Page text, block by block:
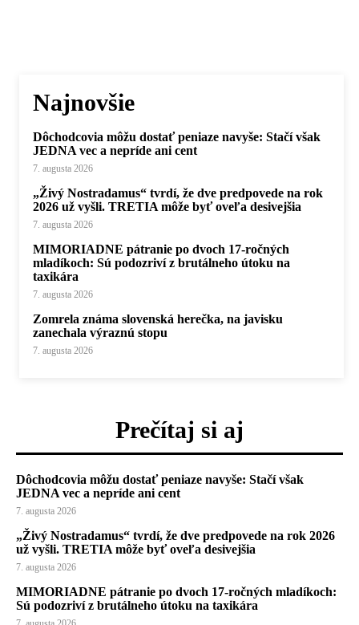
Najnovšie
Dôchodcovia môžu dostať peniaze navyše: Stačí však
JEDNA vec a nepríde ani cent
7. augusta 2026
„Živý Nostradamus“ tvrdí, že dve predpovede na rok
2026 už vyšli. TRETIA môže byť oveľa desivejšia
7. augusta 2026
MIMORIADNE pátranie po dvoch 17-ročných
mladíkoch: Sú podozriví z brutálneho útoku na
taxikára
7. augusta 2026
Zomrela známa slovenská herečka, na javisku
zanechala výraznú stopu
7. augusta 2026
Prečítaj si aj
Dôchodcovia môžu dostať peniaze navyše: Stačí však
JEDNA vec a nepríde ani cent
7. augusta 2026
„Živý Nostradamus“ tvrdí, že dve predpovede na rok 2026
už vyšli. TRETIA môže byť oveľa desivejšia
7. augusta 2026
MIMORIADNE pátranie po dvoch 17-ročných mladíkoch:
Sú podozriví z brutálneho útoku na taxikára